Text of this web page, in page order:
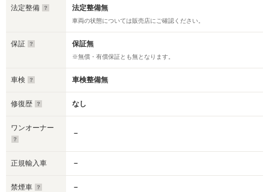
法定整備 法定整備無
車両の状態については販売店にご確認ください。
保証 保証無
※無償・有償保証とも無となります。
車検 車検整備無
修復歴 なし
ワンオーナー
－
正規輸入車 －
禁煙車 －